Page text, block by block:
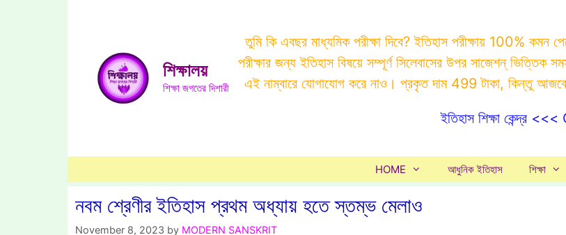
শিক্ষালয়
শিক্ষা জগতের দিশারী
তুমি কি এবছর মাধ্যমিক পরীক্ষা দিবে? ইতিহাস পরীক্ষায় 100% কমন
পরীক্ষার জন্য ইতিহাস বিষয়ে সম্পূর্ণ সিলেবাসের উপর সাজেশন্
এই নাম্বারে যোগাযোগ করে নাও। প্রকৃত দাম 499 টাকা, কিন্তু
ইতিহাস শিক্ষা কেন্দ্র
HOME আধুনিক ইতিহাস শিক্ষা
নবম শ্রেণীর ইতিহাস প্রথম অধ্যায় হতে স্তম্ভ মেলাও
November 8, 2023 by MODERN SANSKRIT